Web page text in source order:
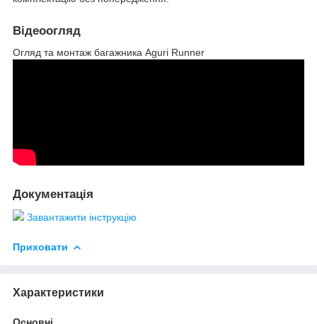
Відеоогляд
Огляд та монтаж багажника Aguri Runner
Документація
Завантажити інструкцію
Приховати
Характеристики